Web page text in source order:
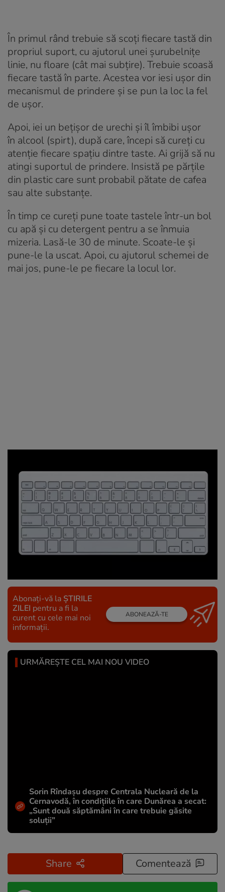
În primul rând trebuie să scoți fiecare tastă din
propriul suport, cu ajutorul unei șurubelnițe
linie, nu floare (cât mai subțire). Trebuie scoasă
fiecare tastă în parte. Acestea vor iesi ușor din
mecanismul de prindere și se pun la loc la fel
de ușor.
Apoi, iei un bețișor de urechi și îl îmbibi ușor
în alcool (spirt), după care, începi să cureți cu
atenție fiecare spațiu dintre taste. Ai grijă să nu
atingi suportul de prindere. Insistă pe părțile
din plastic care sunt probabil pătate de cafea
sau alte substanțe.
În timp ce cureți pune toate tastele într-un bol
cu apă și cu detergent pentru a se înmuia
mizeria. Lasă-le 30 de minute. Scoate-le și
pune-le la uscat. Apoi, cu ajutorul schemei de
mai jos, pune-le pe fiecare la locul lor.
Abonați-vă la ȘTIRILE
ZILEI pentru a fi la
curent cu cele mai noi
informații.
ABONEAZĂ-TE
URMĂREȘTE CEL MAI NOU VIDEO
Sorin Rîndașu despre Centrala Nucleară de la
Cernavodă, în condițiile în care Dunărea a secat:
„Sunt două săptămâni în care trebuie găsite
soluții”
Share Comentează